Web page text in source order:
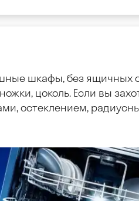
шкафы, без ящичных
цоколь. Если вы
остеклением,